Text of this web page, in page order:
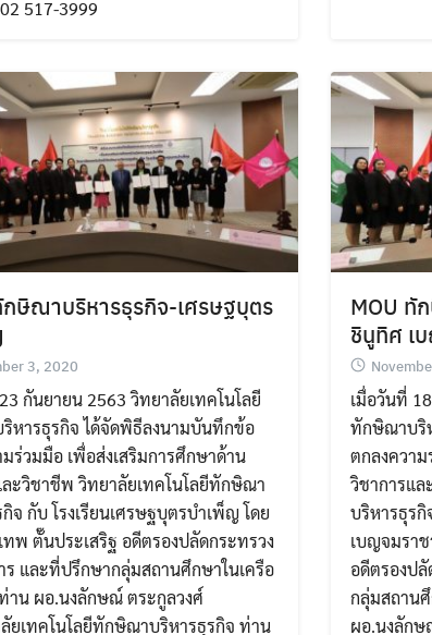
517-3999
กษิณาบริหารธุรกิจ-เศรษฐบุตร
3, 2020
กันยายน 2563 วิทยาลัยเทคโนโลยี
หารธุรกิจ ได้จัดพิธีลงนามบันทึกข้อ
ร่วมมือ เพื่อส่งเสริมการศึกษาด้าน
ละวิชาชีพ วิทยาลัยเทคโนโลยีทักษิณา
จ กับ โรงเรียนเศรษฐบุตรบำเพ็ญ โดย
พ ตั๊นประเสริฐ อดีตรองปลัดกระทรวง
ร และที่ปรึกษากลุ่มสถานศึกษาในเครือ
าน ผอ.นงลักษณ์ ตระกูลวงศ์
ยเทคโนโลยีทักษิณาบริหารธุรกิจ ท่าน
MOU ทั
ชินูทิศ เ
เมื่อวันที่
ทักษิณาบริ
ตกลงความ
วิชาการแ
บริหารธุร
เบญจมรา
อดีตรองป
กลุ่มสถาน
ผอ.นงลักษ